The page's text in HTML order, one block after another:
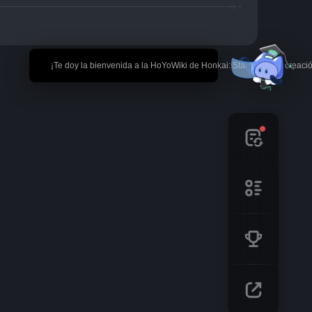
🎉 ¡Te doy la bienvenida a la HoYoWiki de Honkai: Star Rail! *La